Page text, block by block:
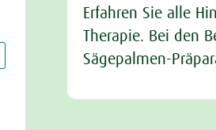
Erfahren Sie alle
Therapie. Bei den
Sägepalmen-